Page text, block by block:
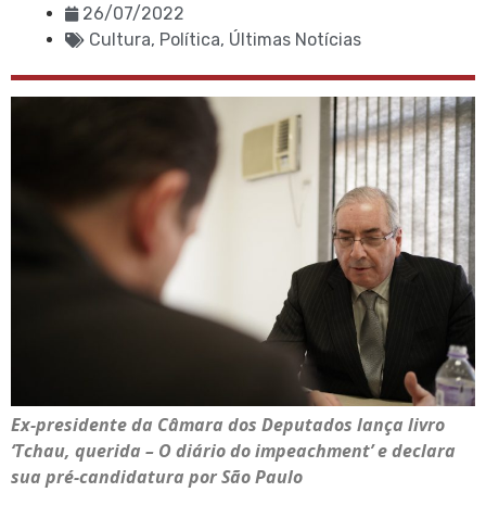
26/07/2022
Cultura, Política, Últimas Notícias
Ex-presidente da Câmara dos Deputados lança livro
‘Tchau, querida – O diário do impeachment’ e declara
sua pré-candidatura por São Paulo